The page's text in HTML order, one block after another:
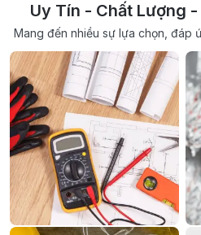
Uy Tín - Chất Lượng
Mang đến nhiều sự lựa chọn, đáp